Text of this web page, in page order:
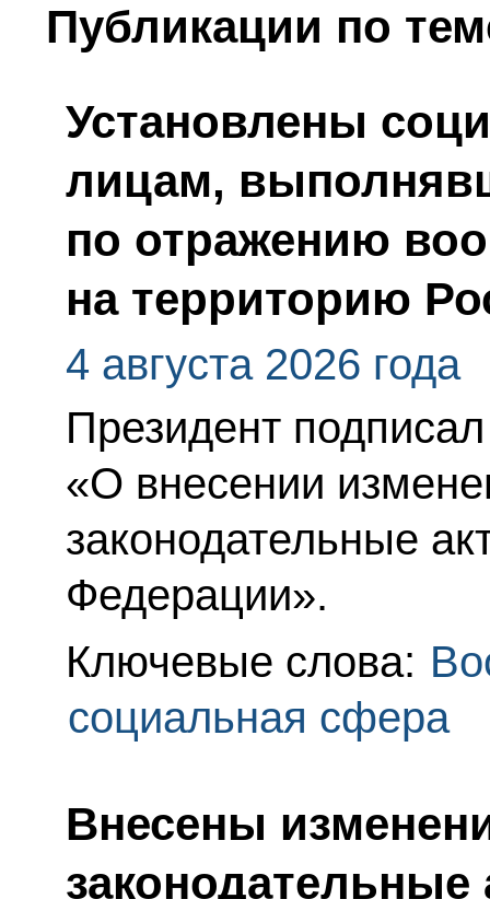
Публикации по
Установлены
лицам,
по отражению
на территорию
4 августа 2026 года
Президент
«О внесении
законодательные
Федерации».
Ключевые слова:
социальная сфера
Внесены
законодательные